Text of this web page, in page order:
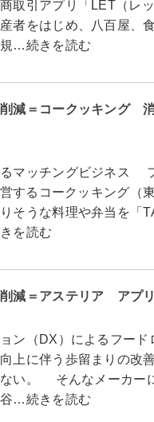
取引アプリ「LET（レ
者をはじめ、八百屋、
…続きを読む
減＝コークッキング
ッチングビジネス
するコークッキング（
そうな料理や弁当を「
を読む
減＝アステリア アプ
ン（DX）によるフード
上に伴う歩留まりの改
ない。 そんなメーカー
…続きを読む